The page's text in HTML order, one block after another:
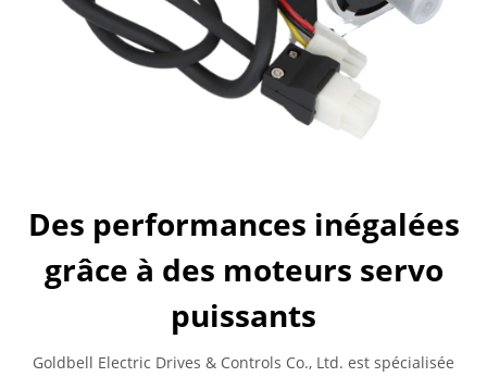
Des performances inégalées
grâce à des moteurs servo
puissants
Goldbell Electric Drives & Controls Co., Ltd. est spécialisée